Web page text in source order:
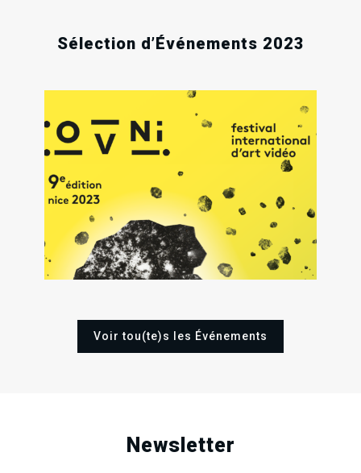
Sélection d’Événements 2023
2023
Voir tou(te)s les Événements
Newsletter
RECHERCHE EN COURS
...